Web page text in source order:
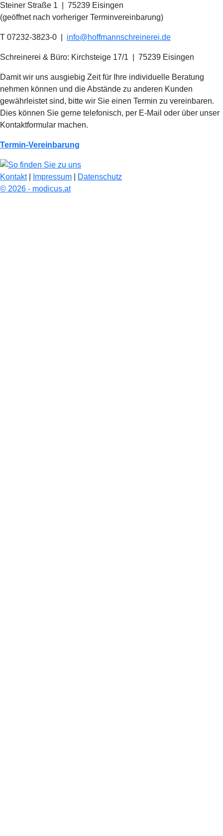
Steiner Straße 1 | 75239 Eisingen
(geöffnet nach vorheriger Terminvereinbarung)
T 07232-3823-0 info@hoffmannschreinerei.de
Schreinerei & Büro: Kirchsteige 17/1 75239 Eisingen
Damit wir uns ausgiebig Zeit für Ihre individuelle Beratung
nehmen können und die Abstände zu anderen Kunden
gewährleistet sind, bitte wir Sie einen Termin zu vereinbaren.
Dies können Sie gerne telefonisch, per E-Mail oder über unser
Kontaktformular machen.
Termin-Vereinbarung
Kontakt| Impressum
Datenschutz
© 2026 - modicus.at